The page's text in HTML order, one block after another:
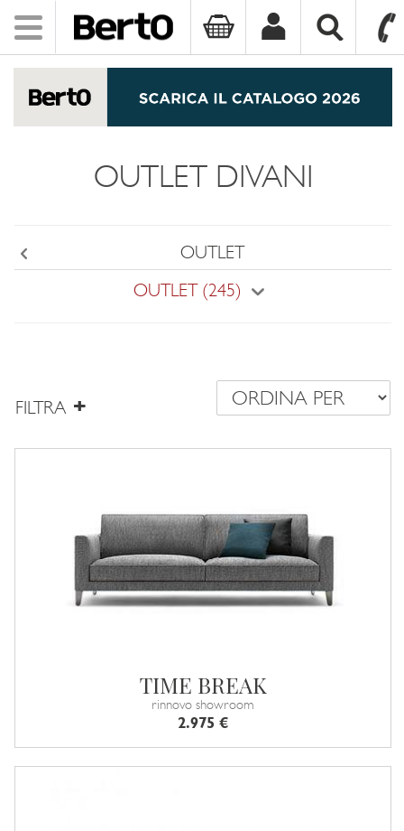
Toggle
navigation
OUTLET DIVANI
OUTLET
OUTLET (245)
FILTRA
TIME BREAK
rinnovo showroom
2.975 €